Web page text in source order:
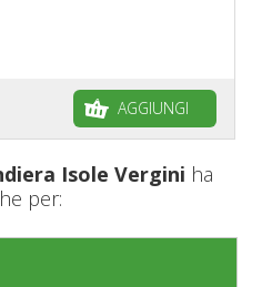
AGGIUNGI
Isole Vergini ha
per: